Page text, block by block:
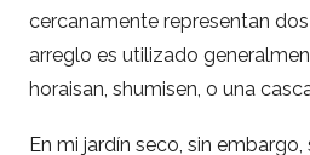
cercanamente representan
arreglo es utilizado
horaisan, shumisen, o una
En mi jardín seco, sin